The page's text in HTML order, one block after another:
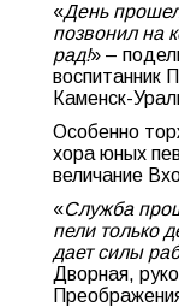
«День
позвонил на
рад!» –
воспитанник
Каменск-
Особенно
хора юных
величание
«Служба
пели только
дает силы
Дворная,